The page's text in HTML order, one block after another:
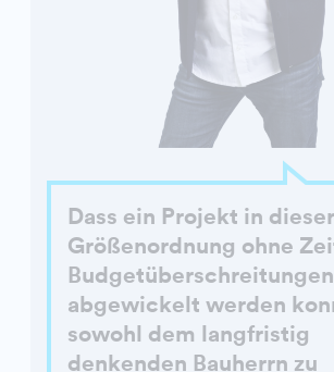
Dass ein Projekt in dieser
Größenordnung ohne
Budgetüberschreitungen
abgewickelt werden
sowohl dem langfristig
denkenden Bauherrn zu